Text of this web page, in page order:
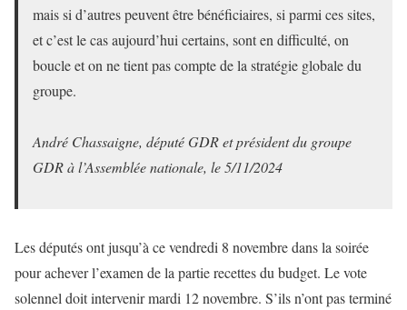
mais si d’autres peuvent être bénéficiaires, si parmi ces sites,
et c’est le cas aujourd’hui certains, sont en difficulté, on
boucle et on ne tient pas compte de la stratégie globale du
groupe.
André Chassaigne, député GDR et président du groupe
GDR à l’Assemblée nationale, le 5/11/2024
Les députés ont jusqu’à ce vendredi 8 novembre dans la soirée
pour achever l’examen de la partie recettes du budget. Le vote
solennel doit intervenir mardi 12 novembre. S’ils n’ont pas terminé